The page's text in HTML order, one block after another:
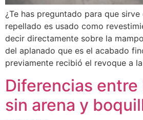
¿Te has preguntado para que sirve
repellado es usado como
decir directamente sobre la
del aplanado que es el acabado
previamente recibió el revoque a
Diferencias entre
sin arena y